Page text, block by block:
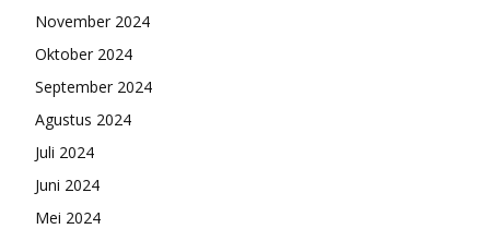
November 2024
Oktober 2024
September 2024
Agustus 2024
Juli 2024
Juni 2024
Mei 2024